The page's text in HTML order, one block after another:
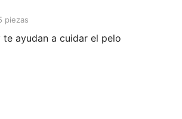
piezas
te ayudan a cuidar el pelo